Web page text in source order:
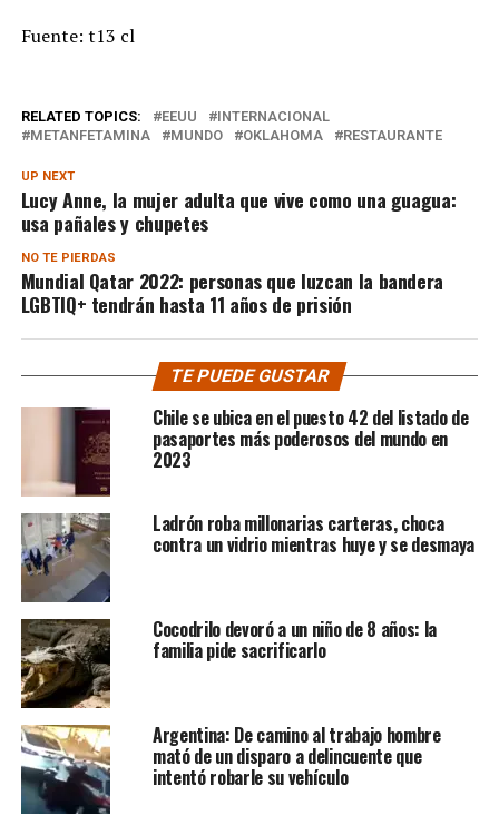
Fuente: t13 cl
RELATED TOPICS: EEUU
INTERNACIONAL
METANFETAMINA
MUNDO OKLAHOMA RESTAURANTE
UP NEXT
Lucy Anne, la mujer adulta que vive como una guagua:
usa pañales y chupetes
NO TE PIERDAS
Mundial Qatar 2022: personas que luzcan la bandera
LGBTIQ+ tendrán hasta 11 años de prisión
TE PUEDE GUSTAR
Chile se ubica en el puesto 42 del listado de
pasaportes más poderosos del mundo en
2023
Ladrón roba millonarias carteras, choca
contra un vidrio mientras huye y se desmaya
Cocodrilo devoró a un niño de 8 años: la
familia pide sacrificarlo
Argentina: De camino al trabajo hombre
mató de un disparo a delincuente que
intentó robarle su vehículo